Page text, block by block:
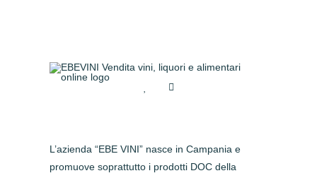
L’azienda “EBE VINI” nasce in Campania e
promuove soprattutto i prodotti DOC della